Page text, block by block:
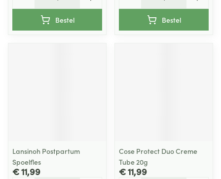
Bestel Bestel
Lansinoh Postpartum
Spoelfles
€ 11,99
Cose Protect Duo Creme
Tube 20g
€ 11,99